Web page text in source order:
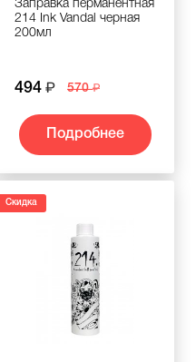
Заправка перманентная
214 Ink Vandal черная
200мл
494 570
Подробнее
Скидка